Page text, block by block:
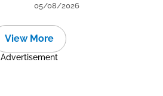
05/08/2026
View More
Advertisement